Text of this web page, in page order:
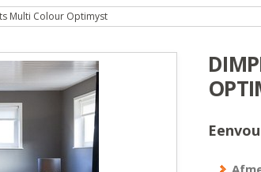
Multi Colour Optimyst